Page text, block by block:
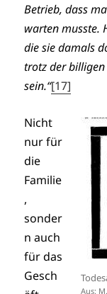
Betrieb, dass
warten musste.
die sie damals
trotz der
sein.“[17]
Aus:
Nicht
nur für
die
Familie
,
sonder
n auch
für das
Gesch